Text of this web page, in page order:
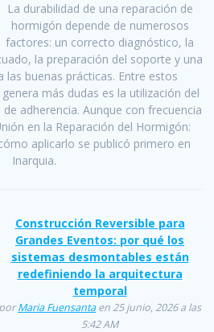
La durabilidad de una reparación de
hormigón depende de numerosos
factores: un correcto diagnóstico, la
la preparación del soporte y una
buenas prácticas. Entre estos
más dudas es la utilización del
adherencia. Aunque con frecuencia
en la Reparación del Hormigón:
aplicarlo se publicó primero en
Inarquia.
Construcción Reversible para
Grandes Eventos: por qué los
sistemas desmontables están
redefiniendo la arquitectura
temporal
porMaria Fuensantaen 25 junio, 2026 a las
5:42 AM